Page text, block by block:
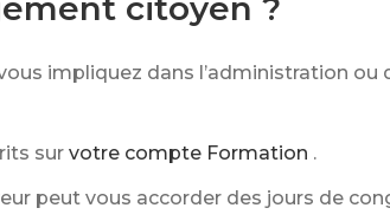
citoyen ?
impliquez dans l’administration ou
sur votre compte Formation .
peut vous accorder des jours de